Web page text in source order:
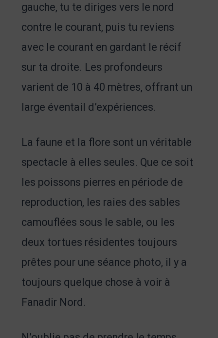
gauche, tu te diriges vers le nord
contre le courant, puis tu reviens
avec le courant en gardant le récif
sur ta droite. Les profondeurs
varient de 10 à 40 mètres, offrant un
large éventail d’expériences.
La faune et la flore sont un véritable
spectacle à elles seules. Que ce soit
les poissons pierres en période de
reproduction, les raies des sables
camouflées sous le sable, ou les
deux tortues résidentes toujours
prêtes pour une séance photo, il y a
toujours quelque chose à voir à
Fanadir Nord.